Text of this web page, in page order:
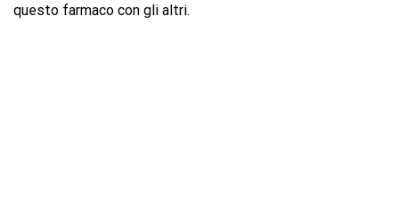
questo farmaco con gli altri.